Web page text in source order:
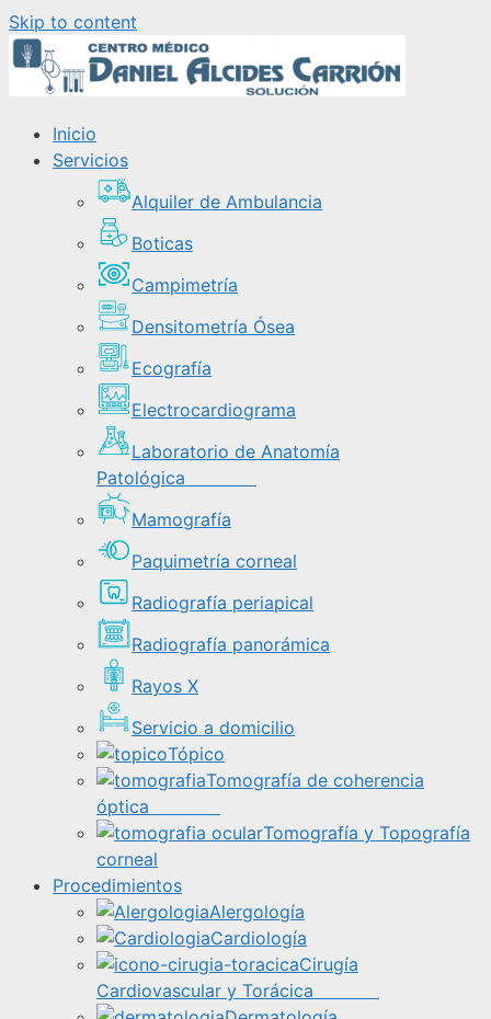
Skip to content
Inicio
Servicios
Alquiler de Ambulancia
Boticas
Campimetría
Densitometría Ósea
Ecografía
Electrocardiograma
Laboratorio de Anatomía
Patológica
Mamografía
Paquimetría corneal
Radiografía periapical
Radiografía panorámica
Rayos X
Servicio a domicilio
Tópico
Tomografía de coherencia
óptica
Tomografía y Topografía
corneal
Procedimientos
Alergología
Cardiología
Cirugía
Cardiovascular y Torácica